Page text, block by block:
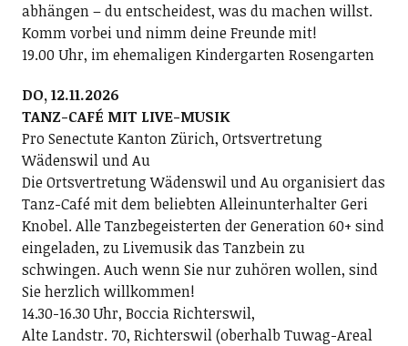
abhängen – du entscheidest, was du machen willst.
Komm vorbei und nimm deine Freunde mit!
19.00 Uhr, im ehemaligen Kindergarten Rosengarten
DO, 12.11.2026
TANZ-CAFÉ MIT LIVE-MUSIK
Pro Senectute Kanton Zürich, Ortsvertretung
Wädenswil und Au
Die Ortsvertretung Wädenswil und Au organisiert das
Tanz-Café mit dem beliebten Alleinunterhalter Geri
Knobel. Alle Tanzbegeisterten der Generation 60+ sind
eingeladen, zu Livemusik das Tanzbein zu
schwingen. Auch wenn Sie nur zuhören wollen, sind
Sie herzlich willkommen!
14.30-16.30 Uhr, Boccia Richterswil,
Alte Landstr. 70, Richterswil (oberhalb Tuwag-Areal